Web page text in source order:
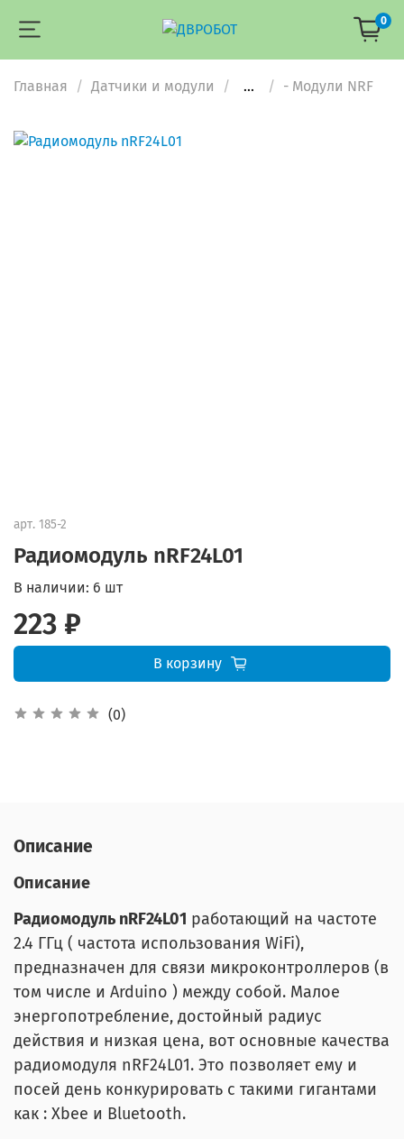
0
Главная Датчики и модули ... - Модули NRF
арт. 185-2
Радиомодуль nRF24L01
(0)
В наличии: 6 шт
223 ₽
В корзину
Описание
Описание
Радиомодуль nRF24L01 работающий на частоте
2.4 ГГц ( частота использования WiFi),
предназначен для связи микроконтроллеров (в
том числе и Arduino ) между собой. Малое
энергопотребление, достойный радиус
действия и низкая цена, вот основные качества
радиомодуля nRF24L01. Это позволяет ему и
посей день конкурировать с такими гигантами
как : Xbee и Bluetooth.